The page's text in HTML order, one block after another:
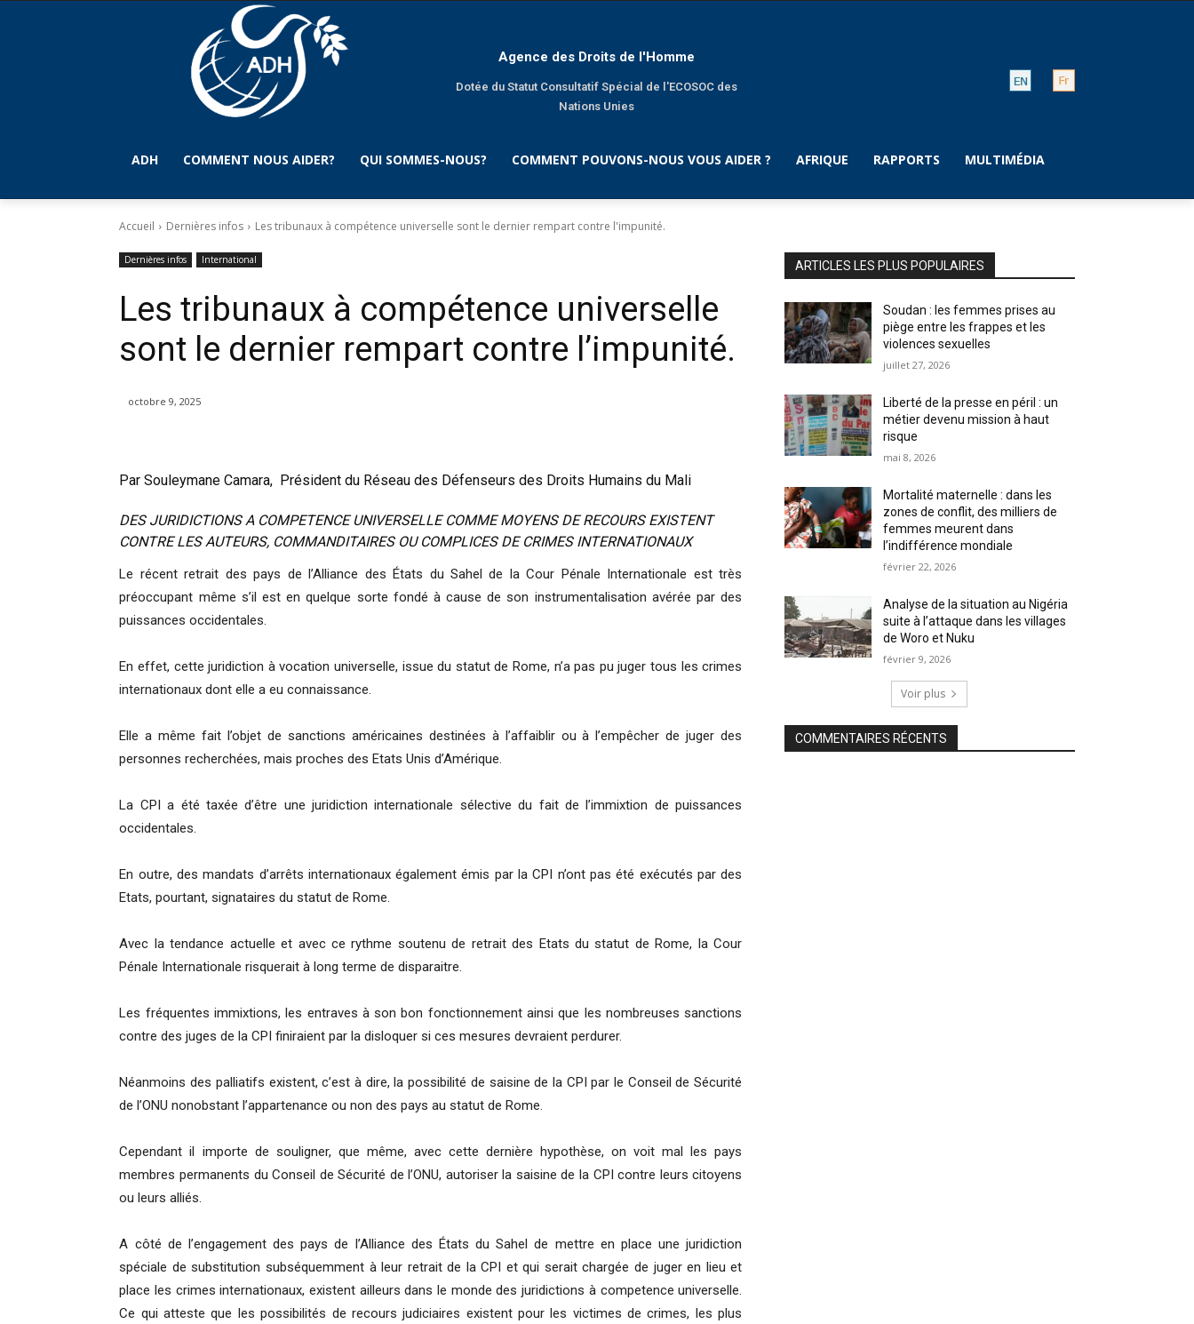
Agence des Droits de l'Homme
Dotée du Statut Consultatif Spécial de l'ECOSOC des
Nations Unies
ADH COMMENT NOUS AIDER? QUI SOMMES-NOUS? COMMENT POUVONS-NOUS VOUS AIDER ? AFRIQUE RAPPORTS MULTIMÉDIA
Accueil Dernières infos Les tribunaux à compétence universelle sont le dernier rempart contre l'impunité.
Dernières infos International
Les tribunaux à compétence universelle
sont le dernier rempart contre l’impunité.
octobre 9, 2025
Par Souleymane Camara, Président du Réseau des Défenseurs des Droits Humains du Mali
DES JURIDICTIONS A COMPETENCE UNIVERSELLE COMME MOYENS DE RECOURS EXISTENT
CONTRE LES AUTEURS, COMMANDITAIRES OU COMPLICES DE CRIMES INTERNATIONAUX
Le récent retrait des pays de l’Alliance des États du Sahel de la Cour Pénale Internationale est très
préoccupant même s’il est en quelque sorte fondé à cause de son instrumentalisation avérée par des
puissances occidentales.
En effet, cette juridiction à vocation universelle, issue du statut de Rome, n’a pas pu juger tous les crimes
internationaux dont elle a eu connaissance.
Elle a même fait l’objet de sanctions américaines destinées à l’affaiblir ou à l’empêcher de juger des
personnes recherchées, mais proches des Etats Unis d’Amérique.
La CPI a été taxée d’être une juridiction internationale sélective du fait de l’immixtion de puissances
occidentales.
En outre, des mandats d’arrêts internationaux également émis par la CPI n’ont pas été exécutés par des
Etats, pourtant, signataires du statut de Rome.
Avec la tendance actuelle et avec ce rythme soutenu de retrait des Etats du statut de Rome, la Cour
Pénale Internationale risquerait à long terme de disparaitre.
Les fréquentes immixtions, les entraves à son bon fonctionnement ainsi que les nombreuses sanctions
contre des juges de la CPI finiraient par la disloquer si ces mesures devraient perdurer.
Néanmoins des palliatifs existent, c’est à dire, la possibilité de saisine de la CPI par le Conseil de Sécurité
de l’ONU nonobstant l’appartenance ou non des pays au statut de Rome.
Cependant il importe de souligner, que même, avec cette dernière hypothèse, on voit mal les pays
membres permanents du Conseil de Sécurité de l’ONU, autoriser la saisine de la CPI contre leurs citoyens
ou leurs alliés.
A côté de l’engagement des pays de l’Alliance des États du Sahel de mettre en place une juridiction
spéciale de substitution subséquemment à leur retrait de la CPI et qui serait chargée de juger en lieu et
place les crimes internationaux, existent ailleurs dans le monde des juridictions à competence universelle.
Ce qui atteste que les possibilités de recours judiciaires existent pour les victimes de crimes, les plus
ARTICLES LES PLUS POPULAIRES
Soudan : les femmes prises au
piège entre les frappes et les
violences sexuelles
juillet 27, 2026
Liberté de la presse en péril : un
métier devenu mission à haut
risque
mai 8, 2026
Mortalité maternelle : dans les
zones de conflit, des milliers de
femmes meurent dans
l’indifférence mondiale
février 22, 2026
Analyse de la situation au Nigéria
suite à l’attaque dans les villages
de Woro et Nuku
février 9, 2026
Voir plus
COMMENTAIRES RÉCENTS